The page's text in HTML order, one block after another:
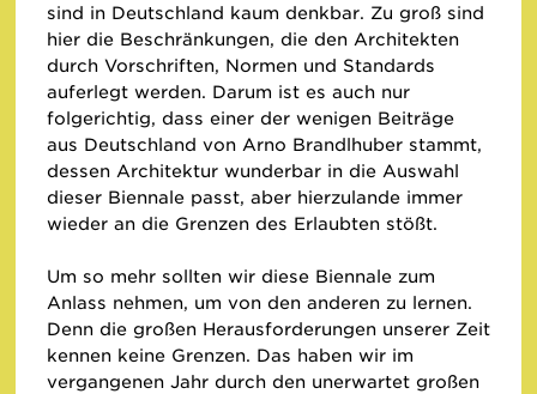
sind in Deutschland kaum denkbar. Zu groß sind
hier die Beschränkungen, die den Architekten
durch Vorschriften, Normen und Standards
auferlegt werden. Darum ist es auch nur
folgerichtig, dass einer der wenigen Beiträge
aus Deutschland von Arno Brandlhuber stammt,
dessen Architektur wunderbar in die Auswahl
dieser Biennale passt, aber hierzulande immer
wieder an die Grenzen des Erlaubten stößt.
Um so mehr sollten wir diese Biennale zum
Anlass nehmen, um von den anderen zu lernen.
Denn die großen Herausforderungen unserer Zeit
kennen keine Grenzen. Das haben wir im
vergangenen Jahr durch den unerwartet großen